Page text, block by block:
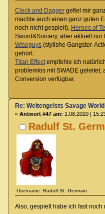
Clock and Daggergefiel mir
machte auch einen ganz guten
noch nicht gespielt), Heroes of
Sword&Sorcery, aber aktuell nur
Wiseguys(stylishe Gangster-
gehört.
Titan Effectempfehle ich
problemlos mit SWADE geleitet,
Conversion verfügbar.
Radulf St.
Username: Radulf St. Germain
Re: Weltengeists Savage
« Antwort #47 am: 1.08.2020 |
Also, gespielt habe ich fast noch